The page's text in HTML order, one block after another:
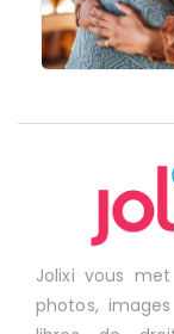
Jolixi vous
photos,